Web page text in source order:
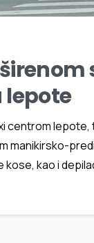
lepote
centrom
manikirsko-
kao i